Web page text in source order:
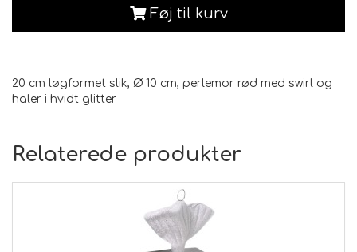
Føj til kurv
20 cm løgformet slik, Ø 10 cm, perlemor rød med swirl og
haler i hvidt glitter
Relaterede produkter